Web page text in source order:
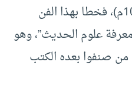
المتوفَّى سنة (405هـ = 1014م)، فخطا بهذا الفن
علوم الحديث”، وهو
صنفوا بعده الكتب